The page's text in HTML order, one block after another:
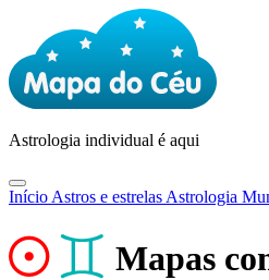
Astrologia individual é aqui
Início Astros e estrelas Astrologia
Mapas